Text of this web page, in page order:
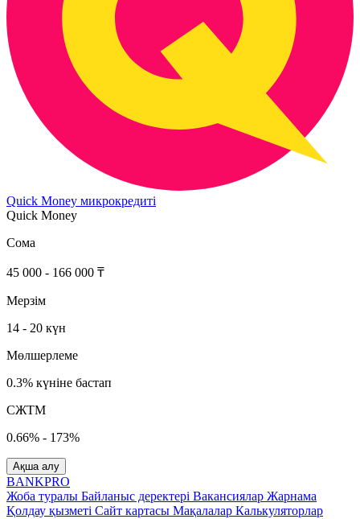
Quick Money микрокредиті
Quick Money
Сома
45 000 - 166 000 ₸
Мерзім
14 - 20 күн
Мөлшерлеме
0.3% күніне бастап
СЖТМ
0.66% - 173%
Ақша алу
BANKPRO
Жоба туралы Байланыс деректері Вакансиялар Жарнама
Қолдау қызметі Сайт картасы Мақалалар Калькуляторлар